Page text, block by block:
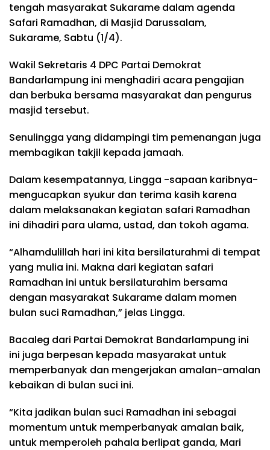
tengah masyarakat Sukarame dalam agenda
Safari Ramadhan, di Masjid Darussalam,
Sukarame, Sabtu (1/4).
Wakil Sekretaris 4 DPC Partai Demokrat
Bandarlampung ini menghadiri acara pengajian
dan berbuka bersama masyarakat dan pengurus
masjid tersebut.
Senulingga yang didampingi tim pemenangan juga
membagikan takjil kepada jamaah.
Dalam kesempatannya, Lingga -sapaan karibnya-
mengucapkan syukur dan terima kasih karena
dalam melaksanakan kegiatan safari Ramadhan
ini dihadiri para ulama, ustad, dan tokoh agama.
“Alhamdulillah hari ini kita bersilaturahmi di tempat
yang mulia ini. Makna dari kegiatan safari
Ramadhan ini untuk bersilaturahim bersama
dengan masyarakat Sukarame dalam momen
bulan suci Ramadhan,” jelas Lingga.
Bacaleg dari Partai Demokrat Bandarlampung ini
ini juga berpesan kepada masyarakat untuk
memperbanyak dan mengerjakan amalan-amalan
kebaikan di bulan suci ini.
“Kita jadikan bulan suci Ramadhan ini sebagai
momentum untuk memperbanyak amalan baik,
untuk memperoleh pahala berlipat ganda, Mari